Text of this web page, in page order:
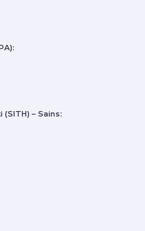
– Sains: